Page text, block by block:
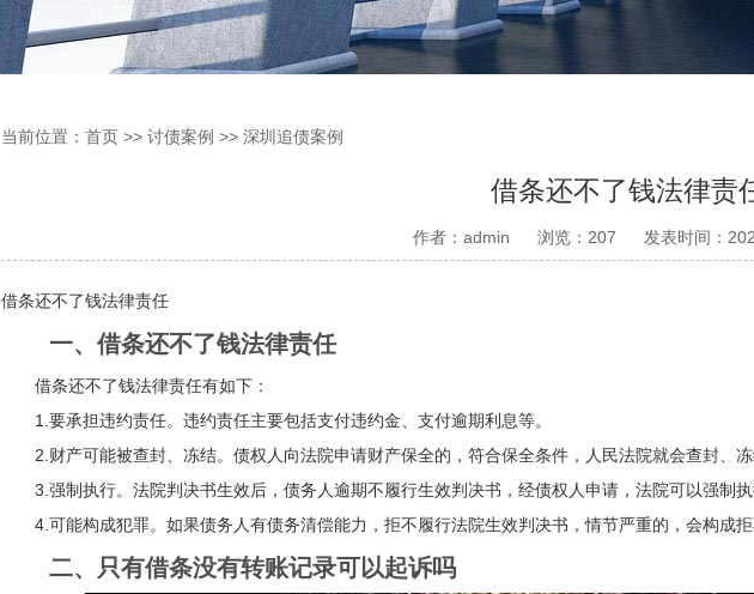
当前位置： 首页>> 讨债案例 >> 深圳追债案例
借条还不了钱法律责
作者：admin 浏览：207 发表时间：
借条还不了钱法律责任
一、借条还不了钱法律责任
借条还不了钱法律责任有如下：
1.要承担违约责任。违约责任主要包括支付违约金、支付逾期利息等。
2.财产可能被查封、冻结。债权人向法院申请财产保全的，符合保全条件，人民法院就会查封、冻
3.强制执行。法院判决书生效后，债务人逾期不履行生效判决书，经债权人申请，法院可以强制执
4.可能构成犯罪。如果债务人有债务清偿能力，拒不履行法院生效判决书，情节严重的，会构成拒
二、只有借条没有转账记录可以起诉吗